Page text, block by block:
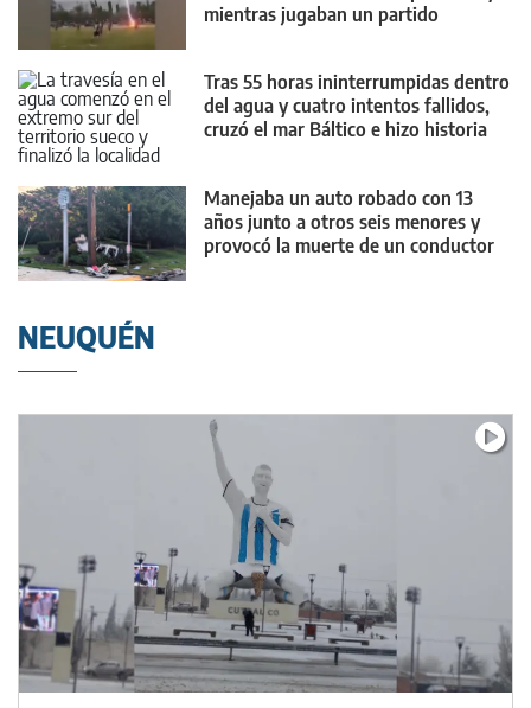
mientras jugaban un partido
Tras 55 horas ininterrumpidas dentro
del agua y cuatro intentos fallidos,
cruzó el mar Báltico e hizo historia
Manejaba un auto robado con 13
años junto a otros seis menores y
provocó la muerte de un conductor
NEUQUÉN